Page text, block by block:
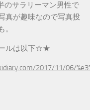
のサラリーマン男性で
真が趣味なので写真投
ルは以下☆★
2017/11/06/